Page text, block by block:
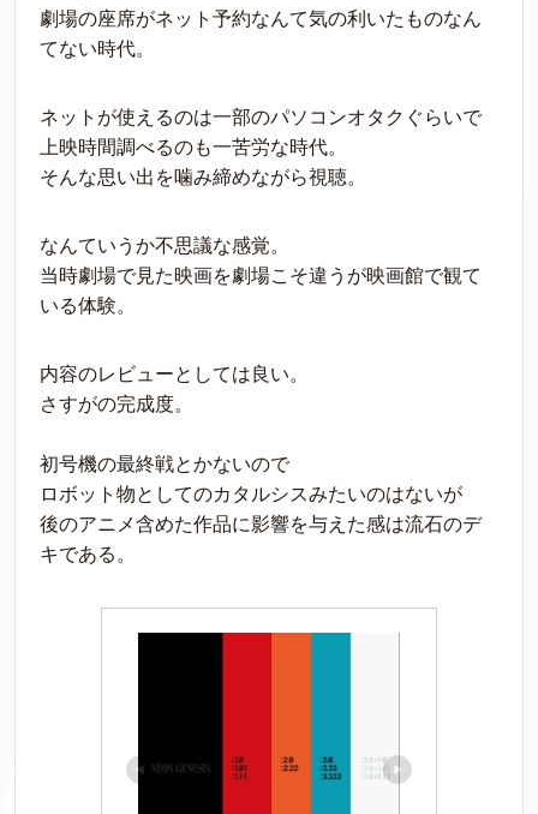
劇場の座席がネット予約なんて気の利いたものなん
てない時代。
ネットが使えるのは一部のパソコンオタクぐらいで
上映時間調べるのも一苦労な時代。
そんな思い出を噛み締めながら視聴。
なんていうか不思議な感覚。
当時劇場で見た映画を劇場こそ違うが映画館で観て
いる体験。
内容のレビューとしては良い。
さすがの完成度。
初号機の最終戦とかないので
ロボット物としてのカタルシスみたいのはないが
後のアニメ含めた作品に影響を与えた感は流石のデ
キである。